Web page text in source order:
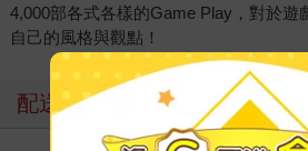
4,000部各式各樣的Game Play，對於遊
自己的風格與觀點！
配送方式